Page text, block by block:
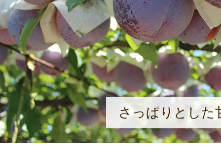
るプラムの知名度が増していった。
のギネス記録にも挑戦した。今後は
ちらしさが出せる環境を作っていき
さっぱりとした